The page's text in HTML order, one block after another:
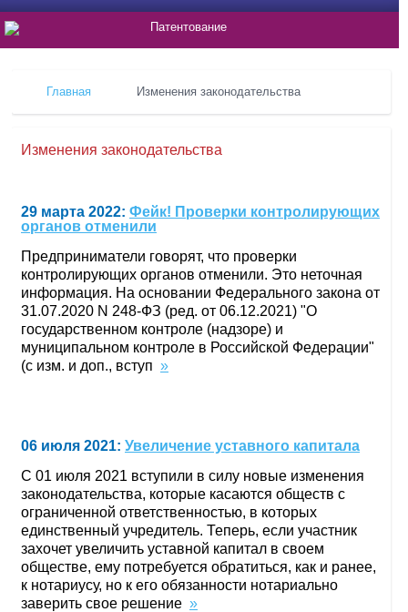
Патентование
Главная Изменения законодательства
Изменения законодательства
29 марта 2022: Фейк! Проверки контролирующих
органов отменили
Предприниматели говорят, что проверки
контролирующих органов отменили. Это неточная
информация. На основании Федерального закона от
31.07.2020 N 248-ФЗ (ред. от 06.12.2021) "О
государственном контроле (надзоре) и
муниципальном контроле в Российской Федерации"
(с изм. и доп., вступ »
06 июля 2021: Увеличение уставного капитала
С 01 июля 2021 вступили в силу новые изменения
законодательства, которые касаются обществ с
ограниченной ответственностью, в которых
единственный учредитель. Теперь, если участник
захочет увеличить уставной капитал в своем
обществе, ему потребуется обратиться, как и ранее,
к нотариусу, но к его обязанности нотариально
заверить свое решение »